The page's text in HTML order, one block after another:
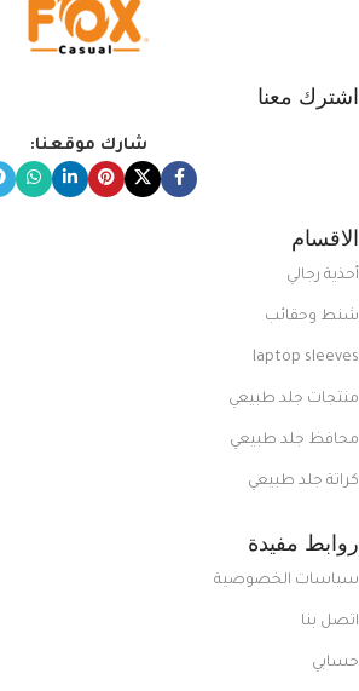
اشترك معنا
شارك موقعنا:
الاقسام
أحذية رجالي
شنط وحقائب
laptop sleeves
منتجات جلد طبيعي
محافظ جلد طبيعي
كراتة جلد طبيعي
روابط مفيدة
سياسات الخصوصية
اتصل بنا
حسابي